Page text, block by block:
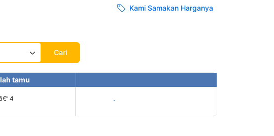
Kami Samakan Harganya
Cari
tamu
4 Tampilkan harga